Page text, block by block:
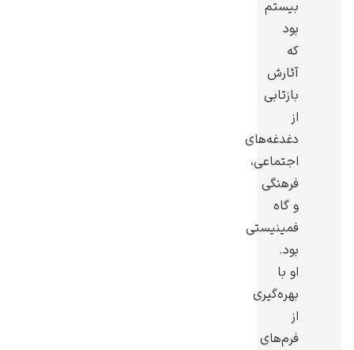
بیستم
بود
که
آثارش
بازتابی
از
دغدغه‌های
اجتماعی،
فرهنگی
و گاه
فمینیستی
بود.
او با
بهره‌گیری
از
فرم‌های